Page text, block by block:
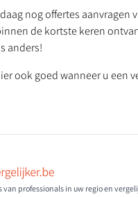
nog offertes
de kortste keren
anders!
ook goed wanneer u een
van professionals in uw regio en